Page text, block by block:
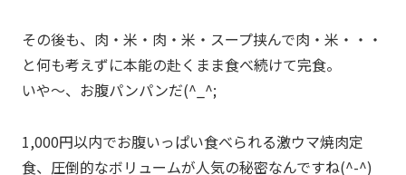
その後も、肉・米・肉・米・スープ挟んで肉・米・・・
と何も考えずに本能の赴くまま食べ続けて完食。
いや～、お腹パンパンだ(^_^;
1,000円以内でお腹いっぱい食べられる激ウマ焼肉定
食、圧倒的なボリュームが人気の秘密なんですね(^-^)